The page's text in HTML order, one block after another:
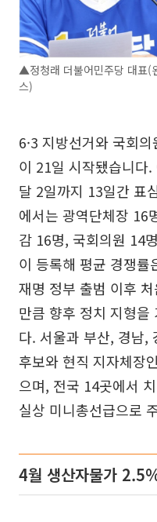
▲정청래 더불어민주당 대표(
스)
6·3 지방선거와 국회
이 21일 시작됐습니다
달 2일까지 13일간 표
에서는 광역단체장 16
감 16명, 국회의원 14
이 등록해 평균 경쟁
재명 정부 출범 이후
만큼 향후 정치 지형을
다. 서울과 부산, 경남,
후보와 현직 지자체장
으며, 전국 14곳에서
실상 미니총선급으로
4월 생산자물가